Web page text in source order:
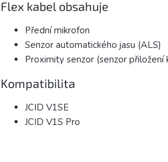
Flex kabel obsahuje
Přední mikrofon
Senzor automatického jasu (ALS)
Proximity senzor (senzor přiložení
Kompatibilita
JCID V1SE
JCID V1S Pro